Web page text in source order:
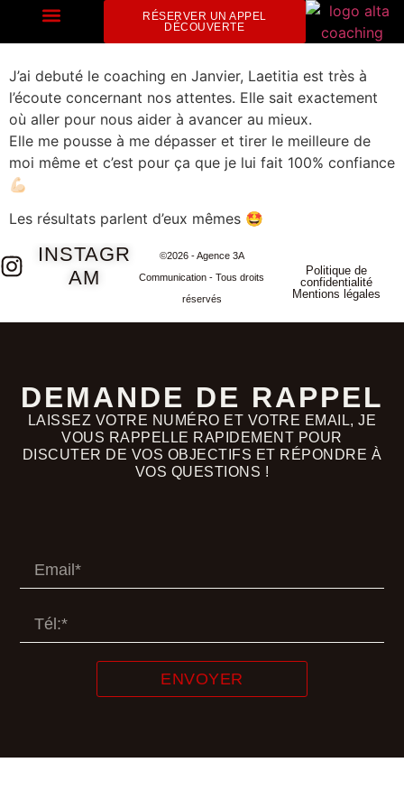
RÉSERVER UN APPEL
DÉCOUVERTE
Marie Vincent
J’ai debuté le coaching en Janvier, Laetitia est très à
l’écoute concernant nos attentes. Elle sait exactement
où aller pour nous aider à avancer au mieux.
Elle me pousse à me dépasser et tirer le meilleure de
moi même et c’est pour ça que je lui fait 100% confiance
💪🏻
Les résultats parlent d’eux mêmes 🤩
INSTAGR
AM
©2026 - Agence 3A
Communication - Tous droits
réservés
Politique de
confidentialité
Mentions légales
DEMANDE DE RAPPEL
LAISSEZ VOTRE NUMÉRO ET VOTRE EMAIL, JE
VOUS RAPPELLE RAPIDEMENT POUR
DISCUTER DE VOS OBJECTIFS ET RÉPONDRE À
VOS QUESTIONS !
ENVOYER